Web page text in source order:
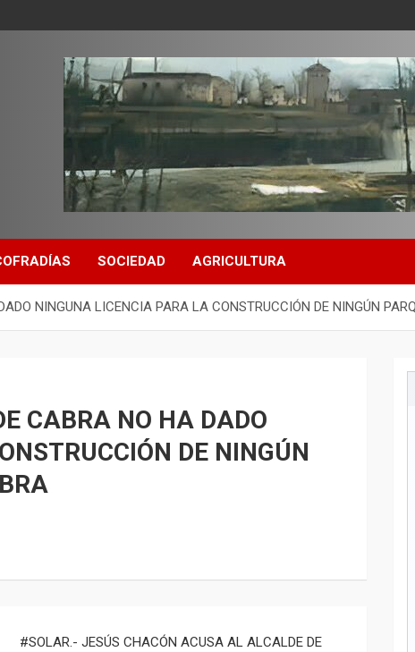
SOCIEDAD AGRICULTURA
NINGUNA LICENCIA PARA LA CONSTRUCCIÓN DE NINGÚN
CABRA NO HA DADO
DE NINGÚN
#SOLAR.- JESÚS CHACÓN ACUSA AL ALCALDE DE